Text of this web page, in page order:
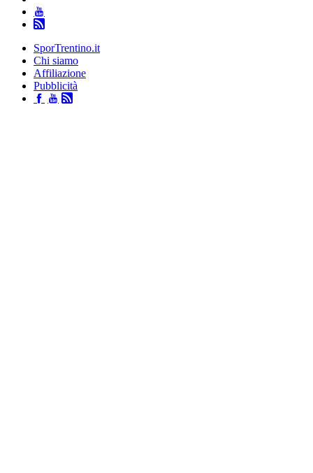
SporTrentino.it
Chi siamo
Affiliazione
Pubblicità